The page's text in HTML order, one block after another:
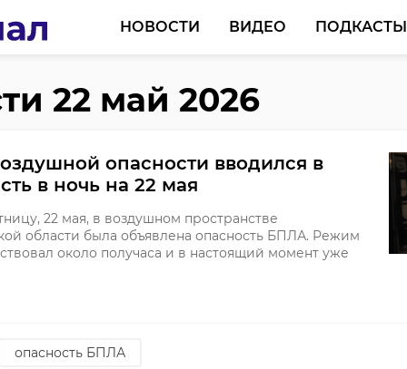
НОВОСТИ ВИДЕО ПОДКАСТЫ
22 май 2026
опасности вводился в
в ночь на 22 мая
22 мая, в воздушном пространстве
области была объявлена опасность БПЛА. Режим
около получаса и в настоящий момент уже
опасность БПЛА